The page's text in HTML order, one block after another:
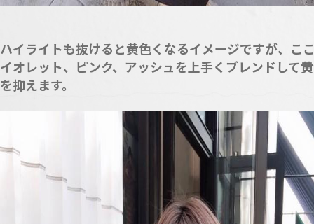
ハイライトも抜けると黄色くなるイメージですが、こ
イオレット、ピンク、アッシュを上手くブレンドして
を抑えます。